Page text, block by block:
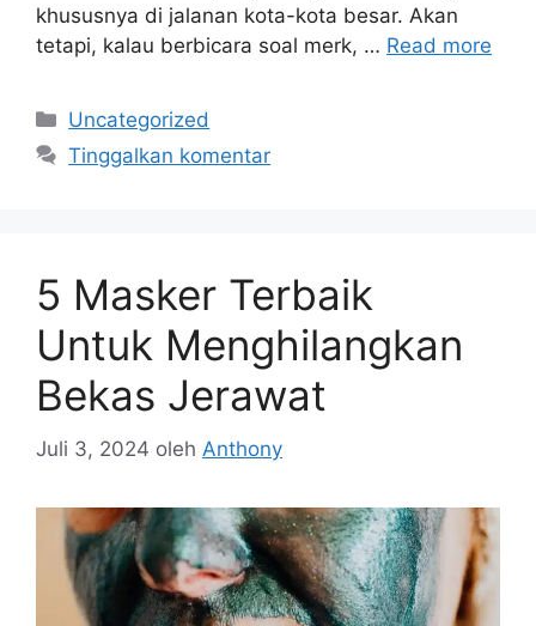
khususnya di jalanan kota-kota besar. Akan
tetapi, kalau berbicara soal merk, … Read more
Kategori
Uncategorized
Tinggalkan komentar
5 Masker Terbaik
Untuk Menghilangkan
Bekas Jerawat
Juli 3, 2024 oleh Anthony